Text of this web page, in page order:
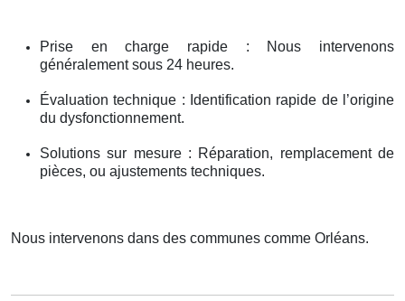
Prise en charge rapide : Nous intervenons
généralement sous 24 heures.
Évaluation technique : Identification rapide de l’origine
du dysfonctionnement.
Solutions sur mesure : Réparation, remplacement de
pièces, ou ajustements techniques.
Nous intervenons dans des communes comme Orléans.